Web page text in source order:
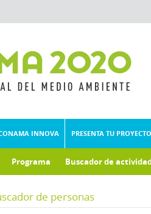
INNOVA PRESENTA TU PROYECTO
Programa Buscador de
de personas